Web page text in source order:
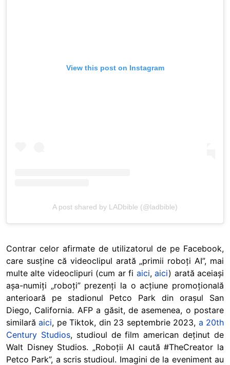
View this post on Instagram
A post shared by LADbible (@ladbible)
Contrar celor afirmate de utilizatorul de pe Facebook,
care susține că videoclipul arată „primii roboți AI”, mai
multe alte videoclipuri (cum ar fi aici,aici) arată aceiași
așa-numiți „roboți” prezenți la o acțiune promoțională
anterioară pe stadionul Petco Park din orașul San
Diego, California. AFP a găsit, de asemenea, o postare
similarăaici, pe Tiktok, din 23 septembrie 2023, a 20th
Century Studios, studioul de film american deținut de
Walt Disney Studios. „Roboții AI caută #TheCreator la
Petco Park”, a scris studioul. Imagini de la eveniment au